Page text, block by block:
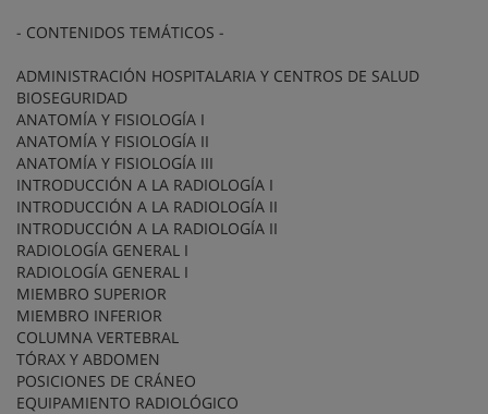
- CONTENIDOS TEMÁTICOS -
ADMINISTRACIÓN HOSPITALARIA Y CENTROS DE SALUD
BIOSEGURIDAD
ANATOMÍA Y FISIOLOGÍA I
ANATOMÍA Y FISIOLOGÍA II
ANATOMÍA Y FISIOLOGÍA III
INTRODUCCIÓN A LA RADIOLOGÍA I
INTRODUCCIÓN A LA RADIOLOGÍA II
INTRODUCCIÓN A LA RADIOLOGÍA II
RADIOLOGÍA GENERAL I
RADIOLOGÍA GENERAL I
MIEMBRO SUPERIOR
MIEMBRO INFERIOR
COLUMNA VERTEBRAL
TÓRAX Y ABDOMEN
POSICIONES DE CRÁNEO
EQUIPAMIENTO RADIOLÓGICO